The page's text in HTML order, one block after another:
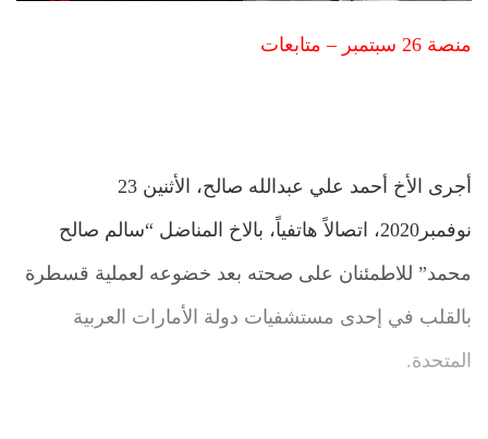
منصة 26 سبتمبر – متابعات
أجرى الأخ أحمد علي عبدالله صالح، الأثنين 23
نوفمبر2020، اتصالاً هاتفياً، بالاخ المناضل “سالم صالح
محمد” للاطمئنان على صحته بعد خضوعه لعملية قسطرة
بالقلب في إحدى مستشفيات دولة الأمارات العربية
المتحدة.